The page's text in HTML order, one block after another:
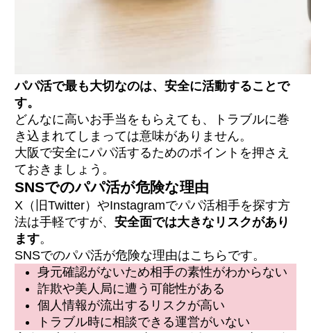
パパ活で最も大切なのは、安全に活動することで
す。
どんなに高いお手当をもらえても、トラブルに巻
き込まれてしまっては意味がありません。
大阪で安全にパパ活するためのポイントを押さえ
ておきましょう。
SNSでのパパ活が危険な理由
X（旧Twitter）やInstagramでパパ活相手を探す方
法は手軽ですが、 安全面では大きなリスクがあり
ます。
SNSでのパパ活が危険な理由はこちらです。
身元確認がないため相手の素性がわからない
詐欺や美人局に遭う可能性がある
個人情報が流出するリスクが高い
トラブル時に相談できる運営がいない